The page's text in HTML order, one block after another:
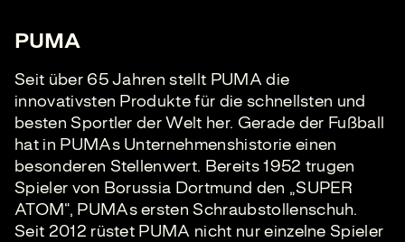
PUMA
Seit über 65 Jahren stellt PUMA die
innovativsten Produkte für die schnellsten und
besten Sportler der Welt her. Gerade der Fußball
hat in PUMAs Unternehmenshistorie einen
besonderen Stellenwert. Bereits 1952 trugen
Spieler von Borussia Dortmund den „SUPER
ATOM“, PUMAs ersten Schraubstollenschuh.
Seit 2012 rüstet PUMA nicht nur einzelne Spieler